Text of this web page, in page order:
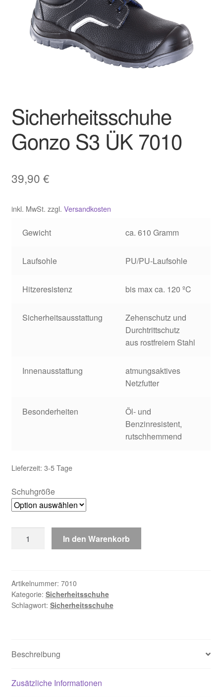
Impressum
Kontakt
Versand
Vertrag widerrufen
Warenkorb
Sicherheitsschuhe
Gonzo S3 ÜK 7010
39,90 €
inkl. MwSt. zzgl. Versandkosten
Gewicht ca. 610 Gramm
Laufsohle PU/PU-Laufsohle
Hitzeresistenz bis max ca. 120 ºC
Sicherheitsausstattung
Zehenschutz und
Durchtrittschutz
aus rostfreiem Stahl
Innenausstattung
atmungsaktives
Netzfutter
Besonderheiten
Öl- und
Benzinresistent,
rutschhemmend
Lieferzeit: 3-5 Tage
Schuhgröße
Sicherheitsschuhe
Gonzo
7010
Menge
In den Warenkorb
Artikelnummer: 7010
Kategorie: Sicherheitsschuhe
Schlagwort: Sicherheitsschuhe
Beschreibung
Zusätzliche Informationen